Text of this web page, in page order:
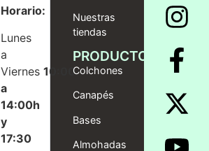
Horario:
Lunes
a
Viernes10:00
a
14:00h
y
17:30
Nuestras
tiendas
PRODUCTOS
Colchones
Canapés
Bases
Almohadas